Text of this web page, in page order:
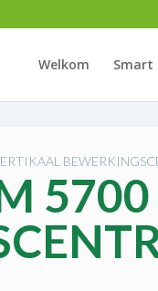
Welkom Smart